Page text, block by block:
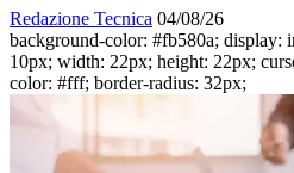
Redazione Tecnica 04/08/26
background-color: #fb580a; display:
10px; width: 22px; height: 22px;
color: #fff; border-radius: 32px;